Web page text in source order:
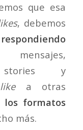
que esa
, debemos
respondiendo
stories y
likea otras
los formatos
más.